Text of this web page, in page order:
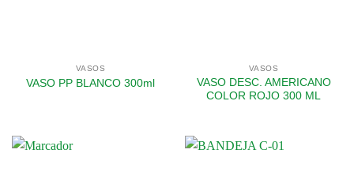
VASOS
VASO PP BLANCO 300ml
VASOS
VASO DESC. AMERICANO
COLOR ROJO 300 ML